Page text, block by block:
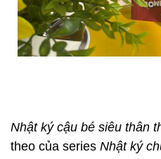
Nhật ký cậu bé siêu thân
theo của series Nhật ký